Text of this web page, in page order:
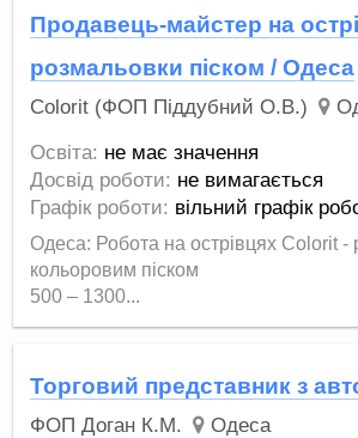
Продавець-майстер на
розмальовки піском / Одеса
Colorit (ФОП Піддубний О.В.)
Освіта: не має значення
Досвід роботи: не вимагається
Графік роботи: вільний графік
Одеса: Робота на острівцях Colorit -
кольоровим піском
500 – 1300...
Торговий представник з
ФОП Доган К.М. Одеса